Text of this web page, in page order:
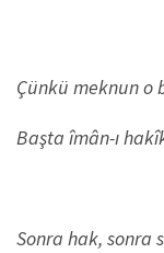
Çünkü meknun o
Başta îmân-ı
Sonra hak, sonra